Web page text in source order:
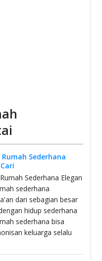
Sederhana
Sederhana Elegan
sederhana
dari sebagian besar
hidup sederhana
sederhana bisa
keluarga selalu